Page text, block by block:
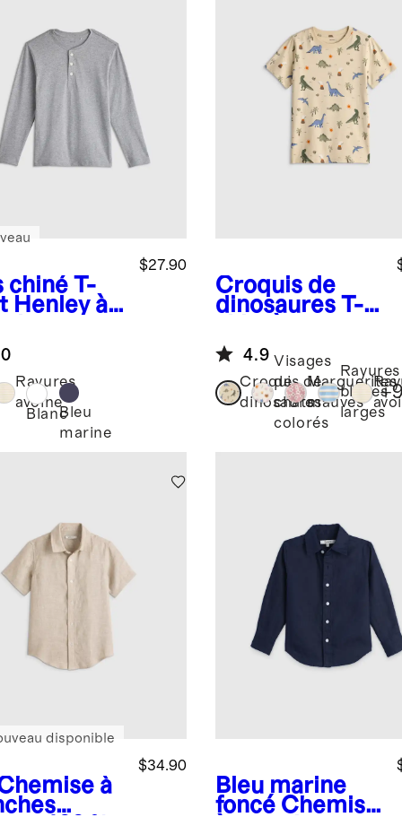
chiné T-
Henley à
100 %
$27.90
Rayures
avoine
BlancBleu
marine
Croquis de
dinosaures T-
manches
courtes en
jersey de coton
biologique à
100 %
4.9
Croquis de
dinosaures
Visages
de
chats
colorés
Marguerites
mauves
Rayures
bleues
larges
+
à
$34.90
disponible
Bleu marine
foncé Chemise